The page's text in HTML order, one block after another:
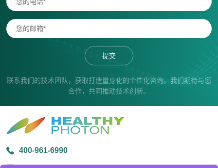
提交
联系我们的技术团队，获取打造量身化的个性化咨询。我们期待与您
合作，共同推动技术创新。
400-961-6990